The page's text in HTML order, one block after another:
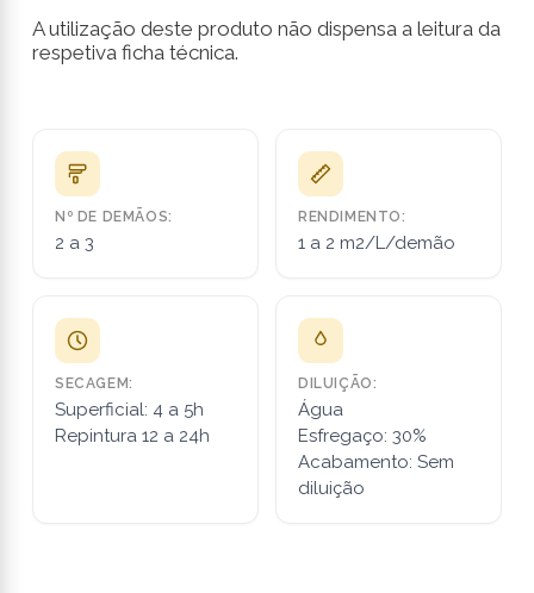
A utilização deste produto não dispensa a leitura da
respetiva ficha técnica.
Nº DE DEMÃOS:
2 a 3
RENDIMENTO:
1 a 2 m2/L/demão
SECAGEM:
Superficial: 4 a 5h
Repintura 12 a 24h
DILUIÇÃO:
Água
Esfregaço: 30%
Acabamento: Sem
diluição